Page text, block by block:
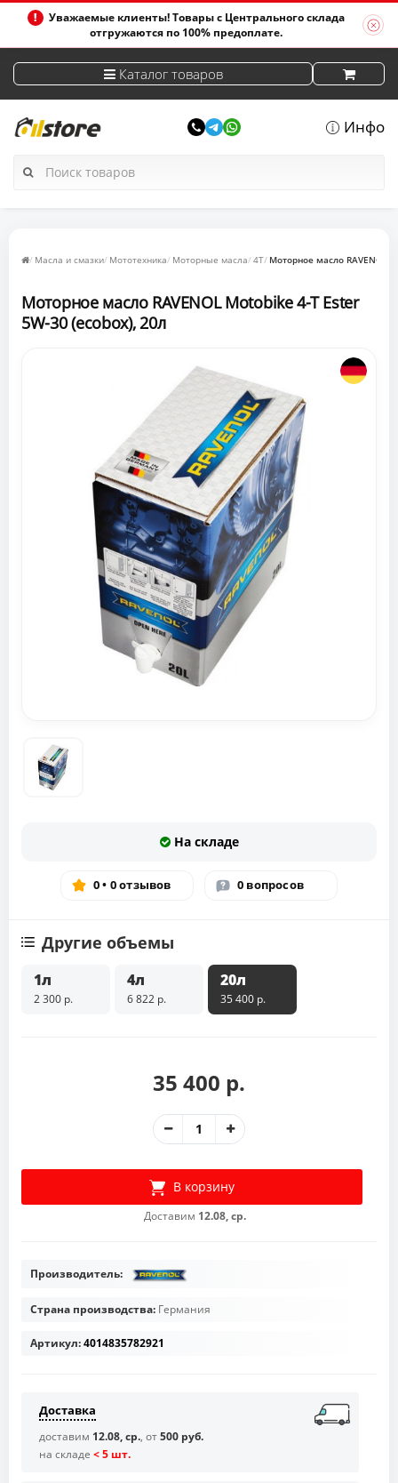
Уважаемые клиенты! Товары с Центрального склада
отгружаются по 100% предоплате.
Каталог товаров
Инфо
Масла и смазки Мототехника Моторные масла 4T Моторное масло RAVENOL
Моторное масло RAVENOL Motobike 4-T Ester
5W-30 (ecobox), 20л
На складе
0 • 0 отзывов 0 вопросов
Другие объемы
1л
2 300 р.
4л
6 822 р.
20л
35 400 р.
35 400 р.
В корзину
Доставим 12.08, ср.
Производитель:
Страна производства: Германия
Артикул:4014835782921
Доставка
доставим 12.08, ср., от500 руб.
на складе < 5 шт.